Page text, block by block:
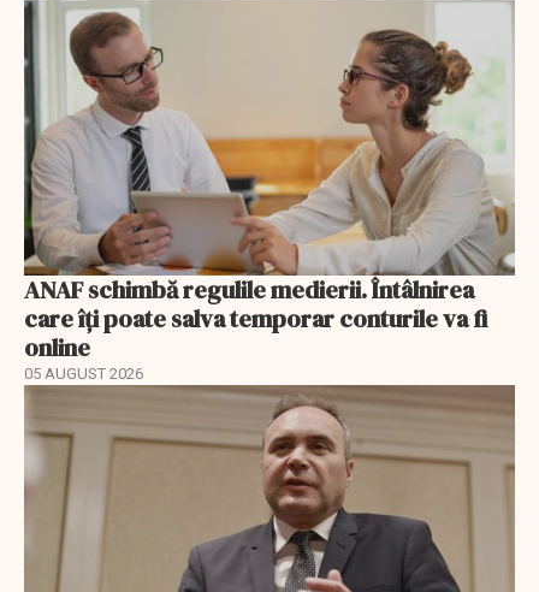
ANAF schimbă regulile medierii. Întâlnirea
care îți poate salva temporar conturile va fi
online
05 AUGUST 2026